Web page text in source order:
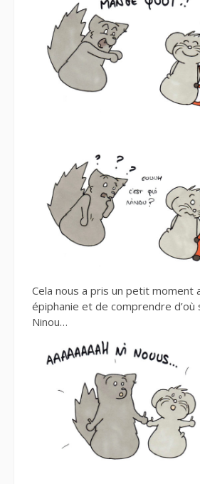
Cela nous a pris un petit moment
épiphanie et de comprendre
Ninou…